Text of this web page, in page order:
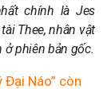
chính là Jes
Thee, nhân vật
ở phiên bản gốc.
Đại Náo” còn